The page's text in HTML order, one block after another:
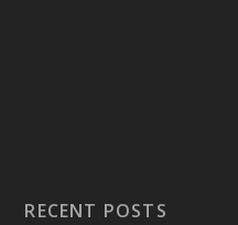
RECENT POSTS